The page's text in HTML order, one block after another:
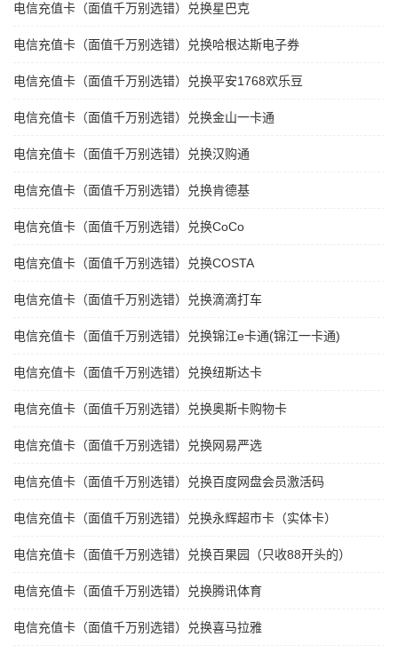
电信充值卡（面值千万别选错）兑换星巴克
电信充值卡（面值千万别选错）兑换哈根达斯电子券
电信充值卡（面值千万别选错）兑换平安1768欢乐豆
电信充值卡（面值千万别选错）兑换金山一卡通
电信充值卡（面值千万别选错）兑换汉购通
电信充值卡（面值千万别选错）兑换肯德基
电信充值卡（面值千万别选错）兑换CoCo
电信充值卡（面值千万别选错）兑换COSTA
电信充值卡（面值千万别选错）兑换滴滴打车
电信充值卡（面值千万别选错）兑换锦江e卡通(锦江一卡通)
电信充值卡（面值千万别选错）兑换纽斯达卡
电信充值卡（面值千万别选错）兑换奥斯卡购物卡
电信充值卡（面值千万别选错）兑换网易严选
电信充值卡（面值千万别选错）兑换百度网盘会员激活码
电信充值卡（面值千万别选错）兑换永辉超市卡（实体卡）
电信充值卡（面值千万别选错）兑换百果园（只收88开头的）
电信充值卡（面值千万别选错）兑换腾讯体育
电信充值卡（面值千万别选错）兑换喜马拉雅